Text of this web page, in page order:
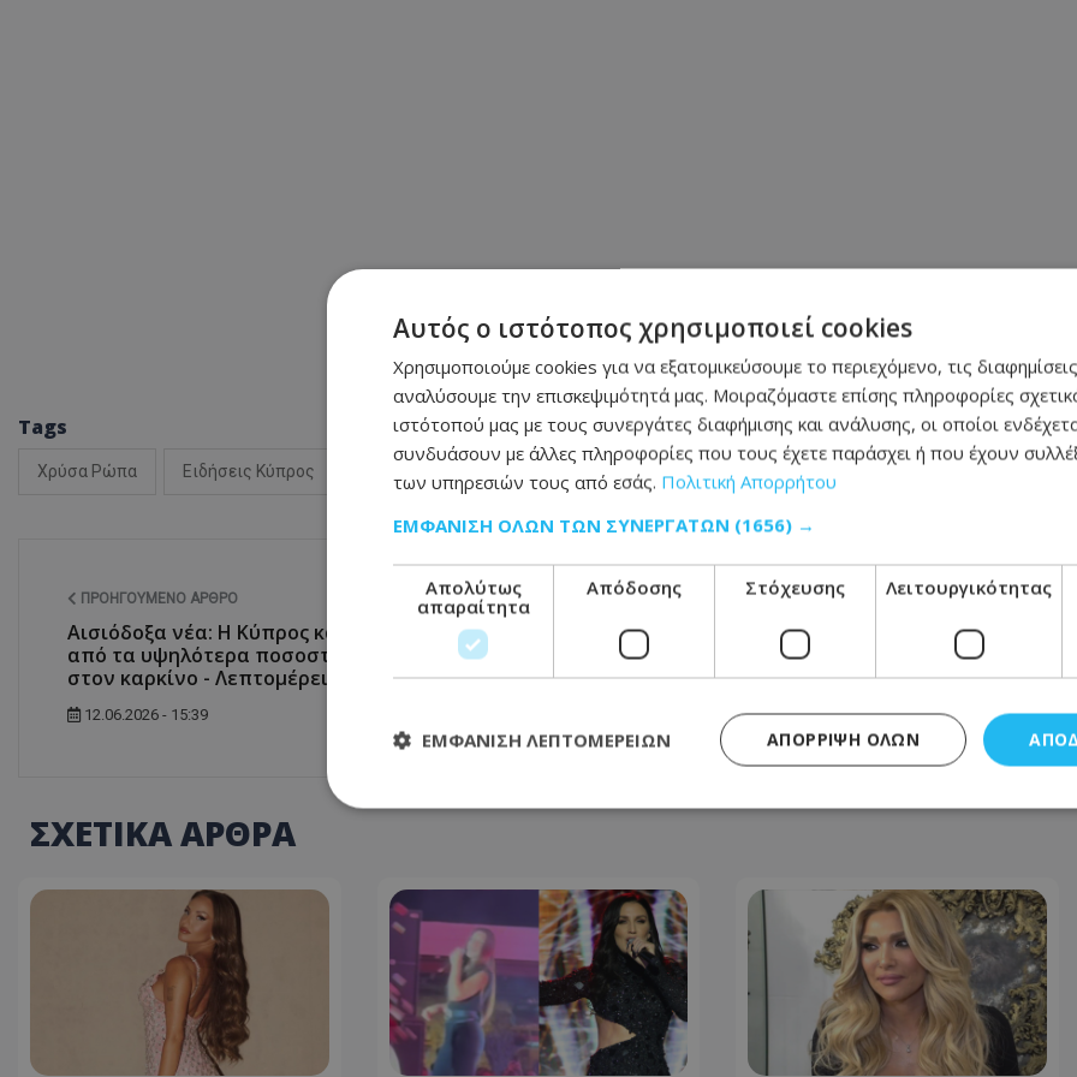
Tags
Χρύσα Ρώπα Ειδήσεις Κύπρος
Μοιράσου αυτό το άρθρο
ΠΡΟΗΓΟΎΜΕΝΟ ΆΡΘΡΟ
Αισιόδοξα νέα: Η Κύπρος καταγράφει
από τα υψηλότερα ποσοστά επιβίωσης
στον καρκίνο - Λεπτομέρειες
12.06.2026 - 15:39
ΕΠΌΜΕΝΟ ΆΡΘΡΟ
Τρέχουν οι διαδικασίες για τις
στειρώσεις αδέσποτων γάτων – Όλες οι
λεπτομέρειες για τις αιτήσεις
12.06.2026 - 15:57
ΣΧΕΤΙΚΑ ΑΡΘΡΑ
Αυτός ο ιστότοπος χρησιμοποιεί cookies
Χρησιμοποιούμε cookies για να εξατομικεύσουμε το περιεχόμενο, τις
αναλύσουμε την επισκεψιμότητά μας. Μοιραζόμαστε επίσης πληροφορίες
ιστότοπού μας με τους συνεργάτες διαφήμισης και ανάλυσης, οι οποίοι
συνδυάσουν με άλλες πληροφορίες που τους έχετε παράσχει ή που έχουν
των υπηρεσιών τους από εσάς. Πολιτική Απορρήτου
ΕΜΦΆΝΙΣΗ ΌΛΩΝ ΤΩΝ ΣΥΝΕΡΓΑΤΏΝ (1656) →
Απολύτως
απαραίτητα
Απόδοσης Στόχευσης Λειτουργικότητας
ΑΠΌΡΡΙΨΗ ΌΛΩΝ
ΕΜΦΆΝΙΣΗ ΛΕΠΤΟΜΕΡΕΙΏΝ
Τα απολύτως απαραίτητα cookies επιτρέπουν βασικές λειτουργίες του ιστότοπου, όπως τη σύνδεση
διαχείριση λογαριασμού. Ο ιστότοπος δεν μπορεί να χρησιμοποιηθεί σωστά χωρίς τα απολύτως
Ονοματεπώνυμο
Προμηθευτής Λήξη
Περιγραφή
usprivacy
.lifenewscy.tothemaonline.com
1 χρόνος 3
εβδομάδες
Αυτό το cookie
κράτος
σχετικά με την
την
κανονισμό